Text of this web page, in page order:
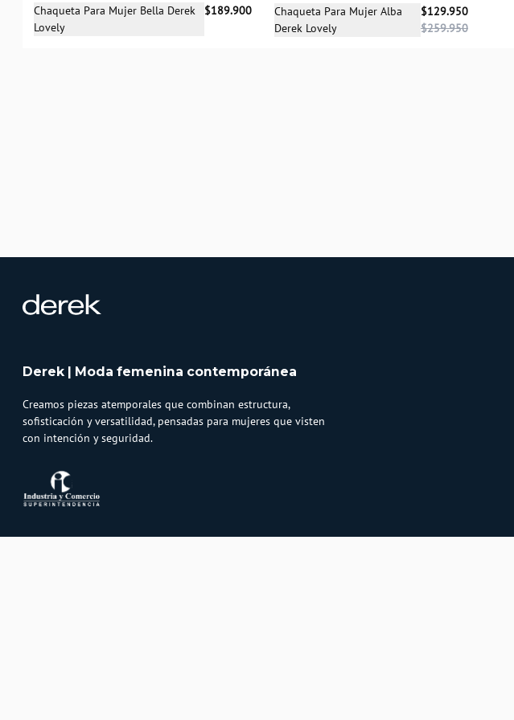
Selecciona una talla
Chaqueta Para Mujer Bella Derek
Lovely
$189.900 Selecciona una talla
Chaqueta Para Mujer Alba
Derek Lovely
$129.950
$259.950
Derek | Moda femenina contemporánea
Creamos piezas atemporales que combinan estructura,
sofisticación y versatilidad, pensadas para mujeres que visten
con intención y seguridad.